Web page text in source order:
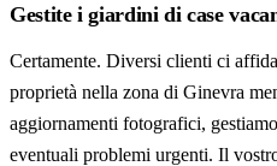
Gestite i giardini di case
Certamente. Diversi clienti ci
proprietà nella zona di Ginevra
aggiornamenti fotografici,
eventuali problemi urgenti. Il